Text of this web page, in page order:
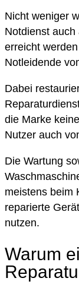
Nicht weniger
Notdienst
erreicht
Notleidende
Dabei
die Marke
Nutzer auch
Die Wartung
meistens beim
reparierte
nutzen.
Warum